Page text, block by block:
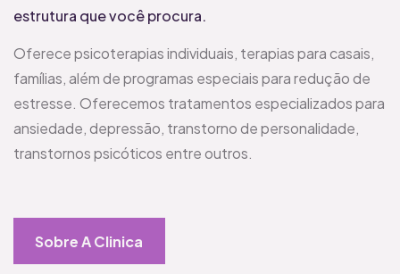
estrutura que você procura.
Oferece psicoterapias individuais, terapias para casais,
famílias, além de programas especiais para redução de
estresse. Oferecemos tratamentos especializados para
ansiedade, depressão, transtorno de personalidade,
transtornos psicóticos entre outros.
Sobre A Clinica